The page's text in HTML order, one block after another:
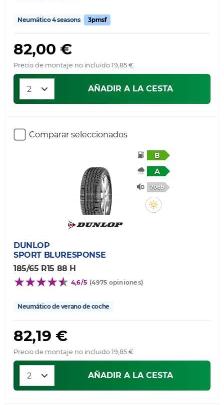
Neumático 4 seasons 3pmsf
82,00 €
Precio de montaje no incluido 19,85 €
AÑADIR A LA CESTA
Comparar seleccionados
B
A
70db
DUNLOP
SPORT BLURESPONSE
185/65 R15 88 H
4,6/5 (4975 opiniones)
Neumático de verano de coche
82,19 €
Precio de montaje no incluido 19,85 €
AÑADIR A LA CESTA